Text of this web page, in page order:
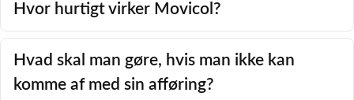
Hvor hurtigt virker Movicol?
Hvad skal man gøre, hvis man ikke kan
komme af med sin afføring?